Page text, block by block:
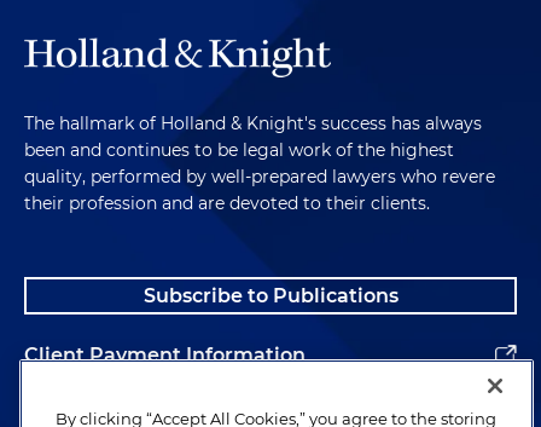
The hallmark of Holland & Knight's success has always
been and continues to be legal work of the highest
quality, performed by well-prepared lawyers who revere
their profession and are devoted to their clients.
Subscribe to Publications
Client Payment Information
Alumni
By clicking “Accept All Cookies,” you agree to the storing